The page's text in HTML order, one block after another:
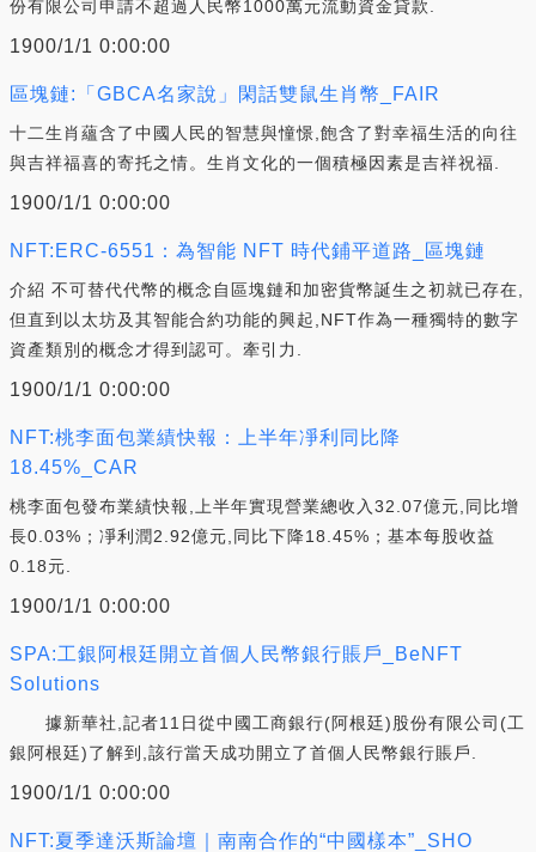
份有限公司申請不超過人民幣1000萬元流動資金貸款.
1900/1/1 0:00:00
區塊鏈:「GBCA名家說」閑話雙鼠生肖幣_FAIR
十二生肖蘊含了中國人民的智慧與憧憬,飽含了對幸福生活的向往
與吉祥福喜的寄托之情。生肖文化的一個積極因素是吉祥祝福.
1900/1/1 0:00:00
NFT:ERC-6551：為智能 NFT 時代鋪平道路_區塊鏈
介紹 不可替代代幣的概念自區塊鏈和加密貨幣誕生之初就已存在,
但直到以太坊及其智能合約功能的興起,NFT作為一種獨特的數字
資產類別的概念才得到認可。牽引力.
1900/1/1 0:00:00
NFT:桃李面包業績快報：上半年凈利同比降
18.45%_CAR
桃李面包發布業績快報,上半年實現營業總收入32.07億元,同比增
長0.03%；凈利潤2.92億元,同比下降18.45%；基本每股收益
0.18元.
1900/1/1 0:00:00
SPA:工銀阿根廷開立首個人民幣銀行賬戶_BeNFT
Solutions
據新華社,記者11日從中國工商銀行(阿根廷)股份有限公司(工
銀阿根廷)了解到,該行當天成功開立了首個人民幣銀行賬戶.
1900/1/1 0:00:00
NFT:夏季達沃斯論壇｜南南合作的“中國樣本”_SHO